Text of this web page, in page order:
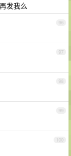
发我么
96
97
98
99
100